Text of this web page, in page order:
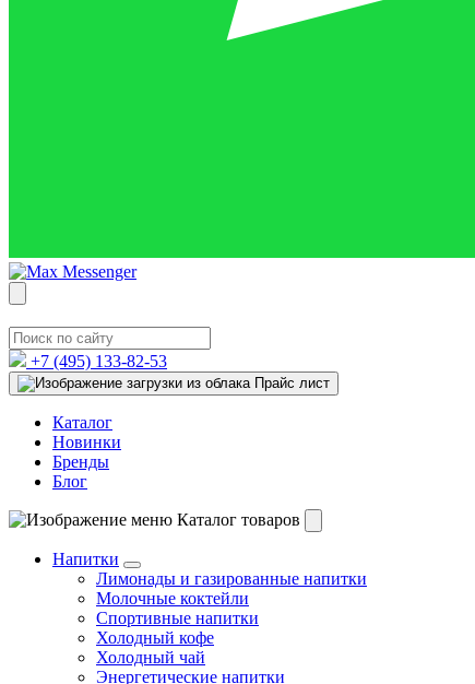
+7 (495) 133-82-53
Прайс лист
Каталог
Новинки
Бренды
Блог
Каталог товаров
Напитки
Лимонады и газированные напитки
Молочные коктейли
Спортивные напитки
Холодный кофе
Холодный чай
Энергетические напитки